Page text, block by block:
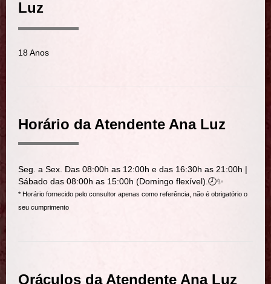
Luz
18 Anos
Horário da Atendente Ana Luz
Seg. a Sex. Das 08:00h as 12:00h e das 16:30h as 21:00h |
Sábado das 08:00h as 15:00h (Domingo flexível).🕗✨
* Horário fornecido pelo consultor apenas como referência, não é obrigatório o
seu cumprimento
Oráculos da Atendente Ana Luz